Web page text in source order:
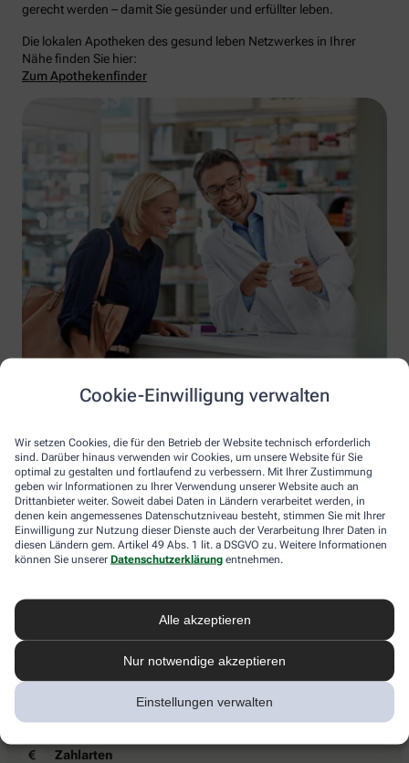
Cookie-Einwilligung verwalten
Wir setzen Cookies, die für den Betrieb der Website technisch erforderlich
sind. Darüber hinaus verwenden wir Cookies, um unsere Website für Sie
optimal zu gestalten und fortlaufend zu verbessern. Mit Ihrer Zustimmung
geben wir Informationen zu Ihrer Verwendung unserer Website auch an
Drittanbieter weiter. Soweit dabei Daten in Ländern verarbeitet werden, in
denen kein angemessenes Datenschutzniveau besteht, stimmen Sie mit Ihrer
Einwilligung zur Nutzung dieser Dienste auch der Verarbeitung Ihrer Daten in
diesen Ländern gem. Artikel 49 Abs. 1 lit. a DSGVO zu. Weitere Informationen
können Sie unserer Datenschutzerklärung entnehmen.
Alle akzeptieren
Nur notwendige akzeptieren
Einstellungen verwalten
gerecht werden – damit Sie gesünder und erfüllter leben.
Die lokalen Apotheken des gesund leben Netzwerkes in Ihrer
Nähe finden Sie hier:
Zum Apothekenfinder
Information der Apotheke im Nordharz Center
Apotheke im Nordharz Center
38889 Blankenburg (Harz)
Kontaktieren Sie uns direkt.
Zahlarten